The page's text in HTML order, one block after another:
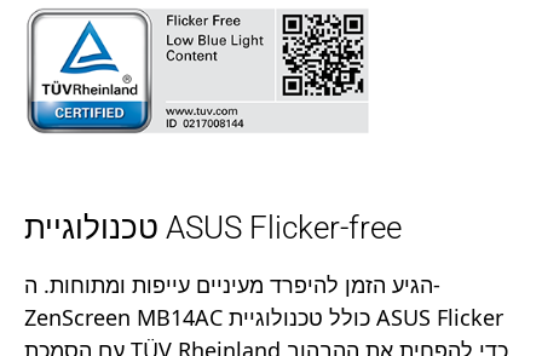
טכנולוגיית ASUS Flicker-free
הגיע הזמן להיפרד מעיניים עייפות ומתוחות. ה-
ZenScreen MB14AC כולל טכנולוגיית ASUS Flicker
עם הסמכת TÜV Rheinland כדי להפחית את ההבהוב